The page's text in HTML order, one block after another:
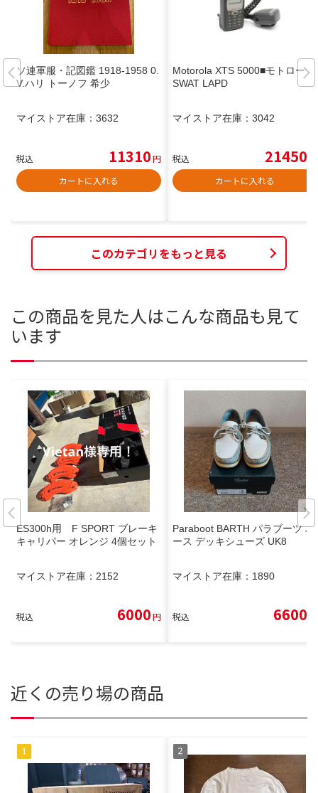
ソ連軍服・記図鑑 1918-1958 0.
V.ハリ トーノフ 希少
マイストア在庫： 3632
税込 11310円
カートに入れる
Motorola XTS 5000■モトローラ
SWAT LAPD
マイストア在庫： 3042
税込 21450
カートに入れる
このカテゴリをもっと見る
この商品を見た人はこんな商品も見て
います
ES300h用 F SPORT ブレーキ
キャリパー オレンジ 4個セット
マイストア在庫： 2152
税込 6000円
Paraboot BARTH パラブーツ バ
ース デッキシューズ UK8
マイストア在庫： 1890
税込 6600
近くの売り場の商品